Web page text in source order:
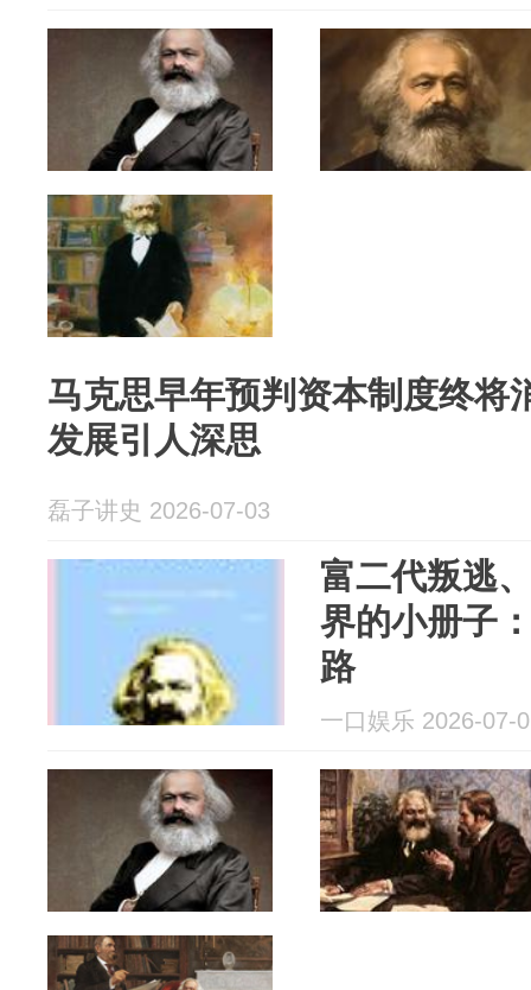
马克思早年预判资本制度终将
发展引人深思
磊子讲史 2026-07-03
富二代叛逃
界的小册子
路
一口娱乐 2026-07-